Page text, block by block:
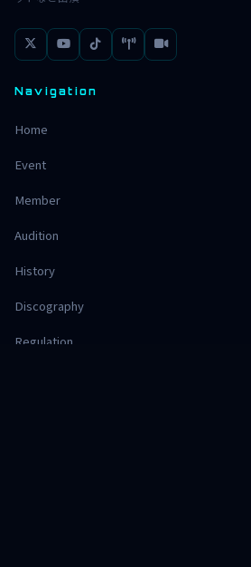
Navigation
Home
Event
Member
Audition
History
Discography
Regulation